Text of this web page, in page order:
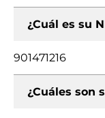
¿Cuál es su
901471216
¿Cuáles son